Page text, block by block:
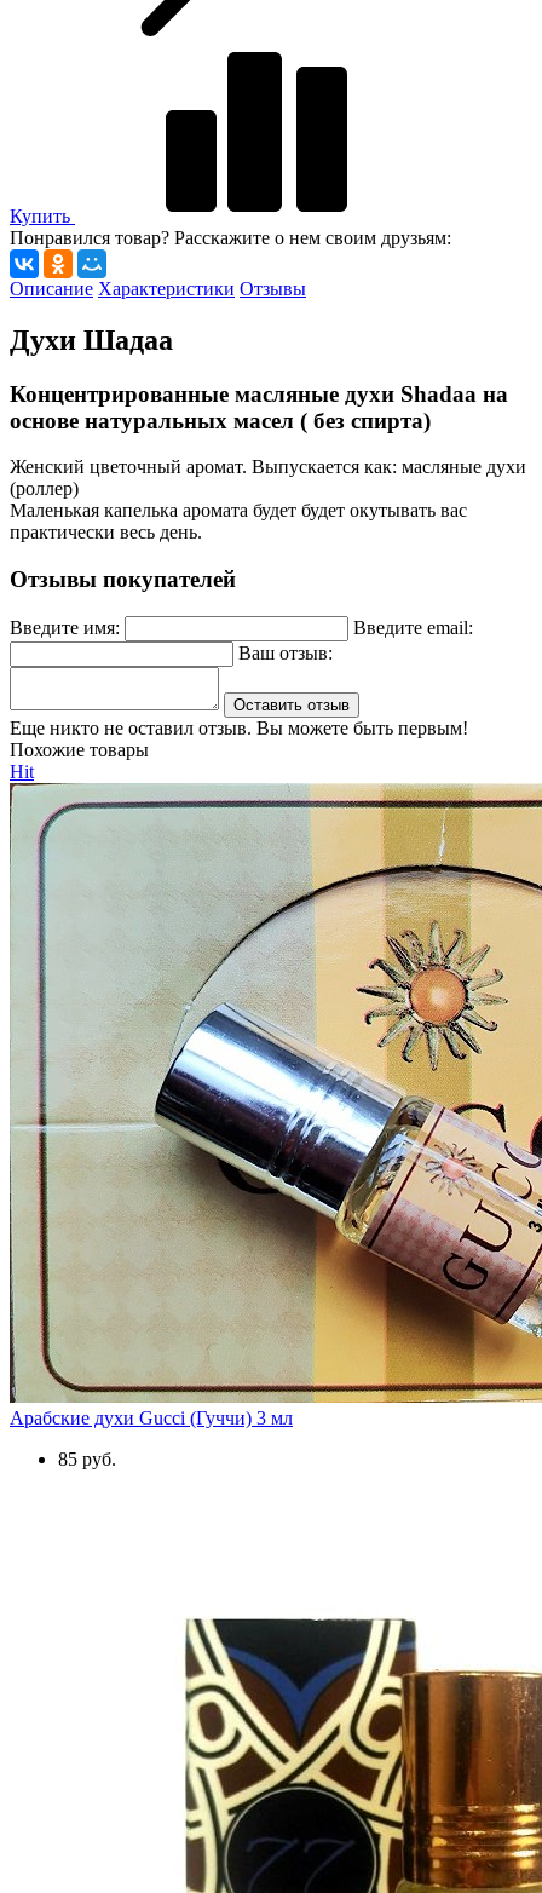
Купить
Понравился товар? Расскажите о нем своим друзьям:
Описание Характеристики Отзывы
Духи Шадаа
Концентрированные масляные духи Shadaa на
основе натуральных масел ( без спирта)
Женский цветочный аромат. Выпускается как: масляные духи
(роллер)
Маленькая капелька аромата будет будет окутывать вас
практически весь день.
Отзывы покупателей
Введите имя:
Введите email:
Ваш отзыв:
Оставить отзыв
Еще никто не оставил отзыв. Вы можете быть первым!
Похожие товары
Hit
Арабские духи Gucci (Гуччи) 3 мл
85 руб.